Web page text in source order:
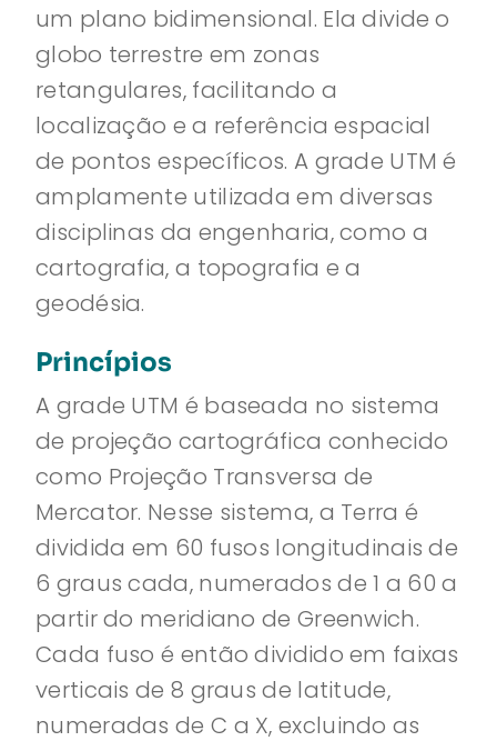
um plano bidimensional. Ela divide o
globo terrestre em zonas
retangulares, facilitando a
localização e a referência espacial
de pontos específicos. A grade UTM é
amplamente utilizada em diversas
disciplinas da engenharia, como a
cartografia, a topografia e a
geodésia.
Princípios
A grade UTM é baseada no sistema
de projeção cartográfica conhecido
como Projeção Transversa de
Mercator. Nesse sistema, a Terra é
dividida em 60 fusos longitudinais de
6 graus cada, numerados de 1 a 60 a
partir do meridiano de Greenwich.
Cada fuso é então dividido em faixas
verticais de 8 graus de latitude,
numeradas de C a X, excluindo as